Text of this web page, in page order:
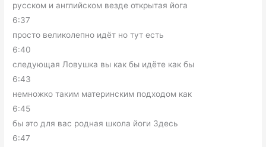
русском и английском везде открытая йога
6:37
просто великолепно идёт но тут есть
6:40
следующая Ловушка вы как бы идёте как бы
6:43
немножко таким материнским подходом как
6:45
бы это для вас родная школа йоги Здесь
6:47